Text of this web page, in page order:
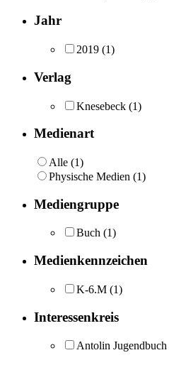
Jahr
2019 (1)
Verlag
Knesebeck (1)
Medienart
Alle (1)
Physische Medien (1)
Mediengruppe
Buch (1)
Medienkennzeichen
K-6.M (1)
Interessenkreis
Antolin Jugendbuch